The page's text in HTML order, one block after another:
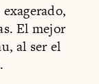
El mejor
al ser el